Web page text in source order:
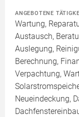
ANGEBOTENE
Wartung,
Austausch,
Auslegung,
Berechnung,
Verpachtung,
Neueindeckung,